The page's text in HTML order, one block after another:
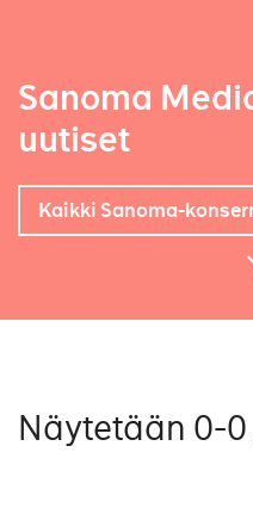
Sanoma
uutiset
Kaikki Sanoma-
Näytetään 0-